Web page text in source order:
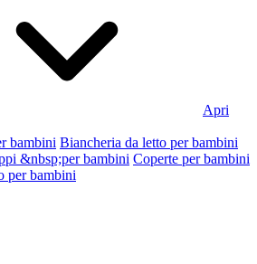
Apri
bambini Biancheria da letto per bambini
&nbsp;per bambini Coperte per bambini
per bambini